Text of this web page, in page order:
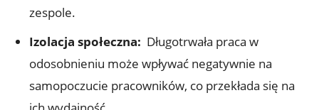
zespole.
Izolacja ‌społeczna: ⁣ Długotrwała praca w
‍odosobnieniu może wpływać negatywnie ‍na
samopoczucie pracowników, co przekłada się na